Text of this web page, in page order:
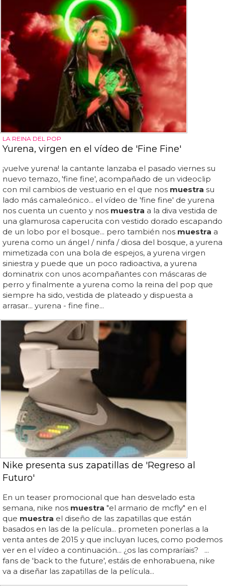
LA REINA DEL POP
Yurena, virgen en el vídeo de 'Fine Fine'
¡vuelve yurena! la cantante lanzaba el pasado viernes su
nuevo temazo, 'fine fine', acompañado de un videoclip
con mil cambios de vestuario en el que nos muestra su
lado más camaleónico... el vídeo de 'fine fine' de yurena
nos cuenta un cuento y nos muestra a la diva vestida de
una glamurosa caperucita con vestido dorado escapando
de un lobo por el bosque... pero también nos muestra a
yurena como un ángel / ninfa / diosa del bosque, a yurena
mimetizada con una bola de espejos, a yurena virgen
siniestra y puede que un poco radioactiva, a yurena
dominatrix con unos acompañantes con máscaras de
perro y finalmente a yurena como la reina del pop que
siempre ha sido, vestida de plateado y dispuesta a
arrasar... yurena - fine fine...
Nike presenta sus zapatillas de 'Regreso al
Futuro'
En un teaser promocional que han desvelado esta
semana, nike nos muestra "el armario de mcfly" en el
que muestra el diseño de las zapatillas que están
basados en las de la película... prometen ponerlas a la
venta antes de 2015 y que incluyan luces, como podemos
ver en el vídeo a continuación... ¿os las compraríais? ...
fans de 'back to the future', estáis de enhorabuena, nike
va a diseñar las zapatillas de la película...